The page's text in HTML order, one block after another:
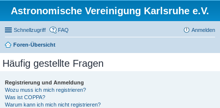
Astronomische Vereinigung Karlsruhe e.V.
Schnellzugriff FAQ Anmelden
Foren-Übersicht
Häufig gestellte Fragen
Registrierung und Anmeldung
Wozu muss ich mich registrieren?
Was ist COPPA?
Warum kann ich mich nicht registrieren?